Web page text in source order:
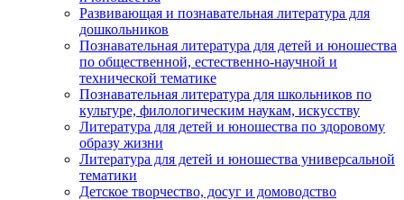
Развивающая и познавательная литература для
дошкольников
Познавательная литература для детей и юношества
по общественной, естественно-научной и
технической тематике
Познавательная литература для школьников по
культуре, филологическим наукам, искусству
Литература для детей и юношества по здоровому
образу жизни
Литература для детей и юношества универсальной
тематики
Детское творчество, досуг и домоводство